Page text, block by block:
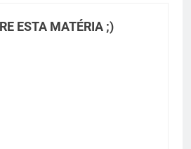
ESTA MATÉRIA ;)